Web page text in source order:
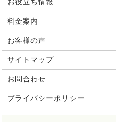
お役立ち情報
料金案内
お客様の声
サイトマップ
お問合わせ
プライバシーポリシー